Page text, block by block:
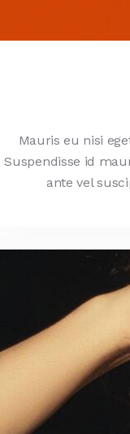
Mauris eu nisi
Suspendisse id
ante vel